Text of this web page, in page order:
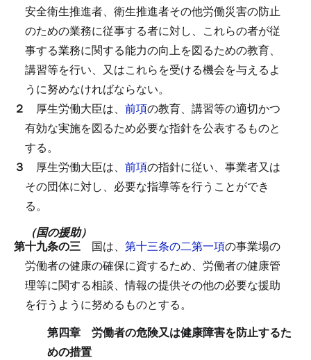
安全衛生推進者、衛生推進者その他労働災害の防止
のための業務に従事する者に対し、これらの者が従
事する業務に関する能力の向上を図るための教育、
講習等を行い、又はこれらを受ける機会を与えるよ
うに努めなければならない。
２ 厚生労働大臣は、 前項の教育、講習等の適切かつ
有効な実施を図るため必要な指針を公表するものと
する。
３ 厚生労働大臣は、 前項の指針に従い、事業者又は
その団体に対し、必要な指導等を行うことができ
る。
（国の援助）
第十九条の三 国は、 第十三条の二第一項の事業場の
労働者の健康の確保に資するため、労働者の健康管
理等に関する相談、情報の提供その他の必要な援助
を行うように努めるものとする。
第四章 労働者の危険又は健康障害を防止するた
めの措置